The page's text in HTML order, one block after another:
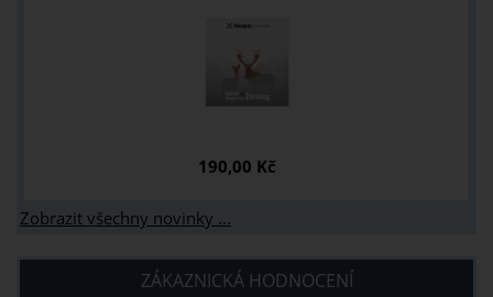
190,00 Kč
Zobrazit všechny novinky ...
ZÁKAZNICKÁ HODNOCENÍ